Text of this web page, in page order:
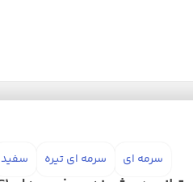
سرمه ای
سرمه ای تیره سفید